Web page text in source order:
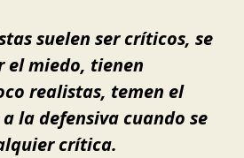
suelen ser críticos, se
el miedo, tienen
realistas, temen el
la defensiva cuando se
crítica.